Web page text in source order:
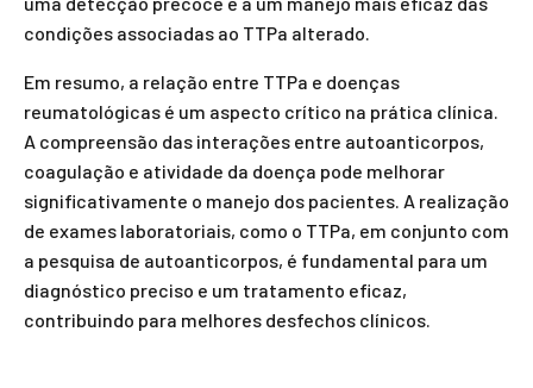
condições associadas ao TTPa alterado.
Em resumo, a relação entre TTPa e doenças
reumatológicas é um aspecto crítico na prática clínica.
A compreensão das interações entre autoanticorpos,
coagulação e atividade da doença pode melhorar
significativamente o manejo dos pacientes. A realização
de exames laboratoriais, como o TTPa, em conjunto com
a pesquisa de autoanticorpos, é fundamental para um
diagnóstico preciso e um tratamento eficaz,
contribuindo para melhores desfechos clínicos.